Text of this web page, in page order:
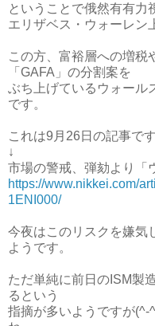
ということで俄然有有力
エリザベス・ウォーレン
この方、富裕層への増税
「GAFA」の分割案を
ぶち上げているウォール
です。
これは9月26日の記事で
↓
市場の警戒、弾劾より「
https://www.nikkei.com/
1ENI000/
今夜はこのリスクを嫌気
ようです。
ただ単純に前日のISM製
るという
指摘が多いようですが(^-